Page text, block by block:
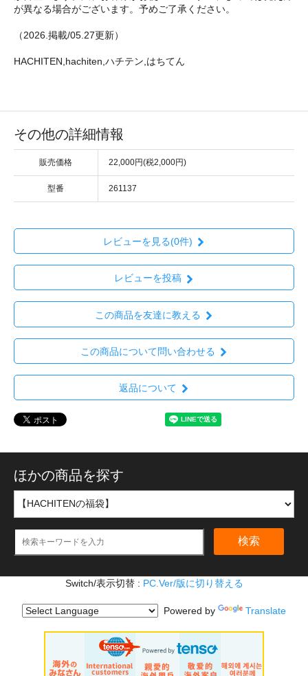
が異なる場合がございます。予めご了承ください。
（2026.掲載/05.27更新）
HACHITEN,hachiten,ハチテン,はちてん
その他の詳細情報
販売価格 22,000円(税2,000円)
型番 261137
レビューを見る(0件)
レビューを投稿
この商品を友達に教える
この商品について問い合わせる
返品について
ほかの商品を探す
検索
Switch/表示切替 : PC.Ver/版に切り替える
Powered by Translate